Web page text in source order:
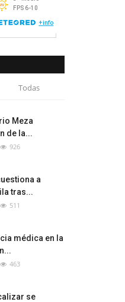
Todas
Meza
de la...
926
a
tras...
511
médica en la
463
se